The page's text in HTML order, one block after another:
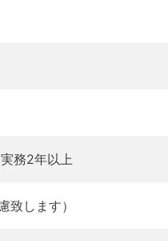
務2年以上
します）